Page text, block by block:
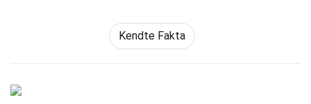
Kendte Fakta